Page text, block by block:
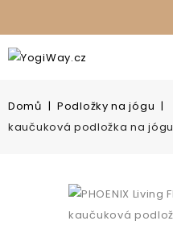
Domů Podložky na jógu
kaučuková podložka na jógu